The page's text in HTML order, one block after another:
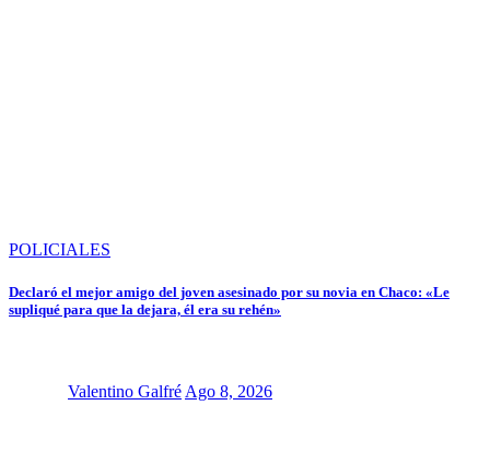
POLICIALES
Declaró el mejor amigo del joven asesinado por su novia en Chaco: «Le
supliqué para que la dejara, él era su rehén»
Valentino Galfré Ago 8, 2026